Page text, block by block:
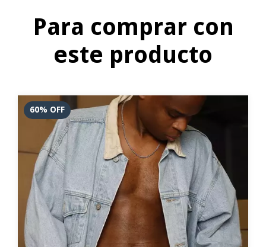
Para comprar con
este producto
60% OFF